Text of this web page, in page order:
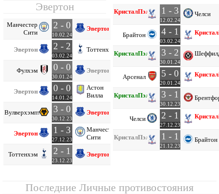
Эвертон
Манчестер
Сити
2 - 0
10.02.24
Эвертон
Эвертон 2 - 2
03.02.24
Тоттенхэм
Фулхэм 0 - 0
30.01.24
Эвертон
Эвертон 0 - 0
14.01.24
Астон
Вилла
Вулверхэмптон 3 - 0
30.12.23
Эвертон
Эвертон 1 - 3
27.12.23
Манчестер
Сити
Тоттенхэм 2 - 1
23.12.23
Эвертон
КристалПэлас 1 - 3
12.02.24
Челси
Брайтон 4 - 1
03.02.24
Кристал
КристалПэлас 3 - 2
30.01.24
Арсенал 5 - 0
20.01.24
Кристал
КристалПэлас 3 - 1
30.12.23
Челси 2 - 1
27.12.23
Кристал
КристалПэлас 1 - 1
21.12.23
Брайтон
Последние Личные противостояния